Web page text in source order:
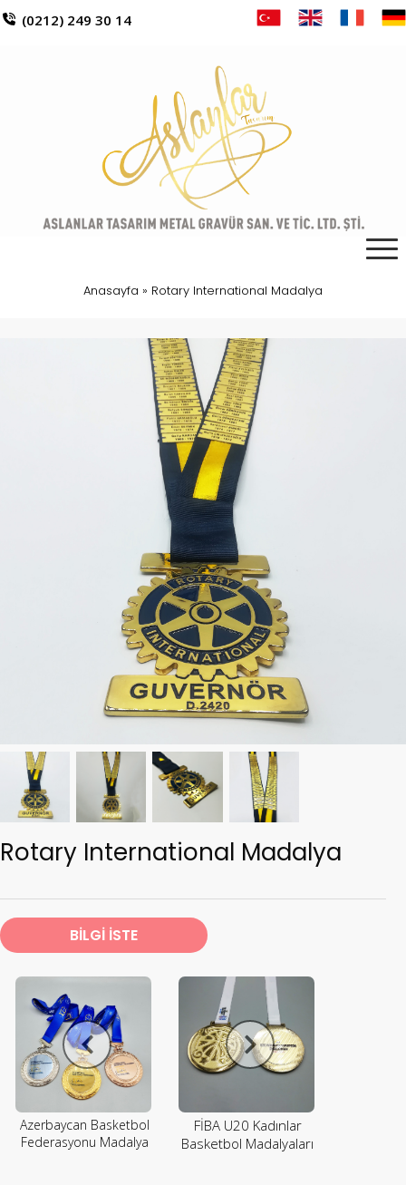
(0212) 249 30 14
Anasayfa » Rotary International Madalya
Rotary International Madalya
BİLGİ İSTE
Azerbaycan Basketbol
Federasyonu Madalya
FİBA U20 Kadınlar
Basketbol Madalyaları